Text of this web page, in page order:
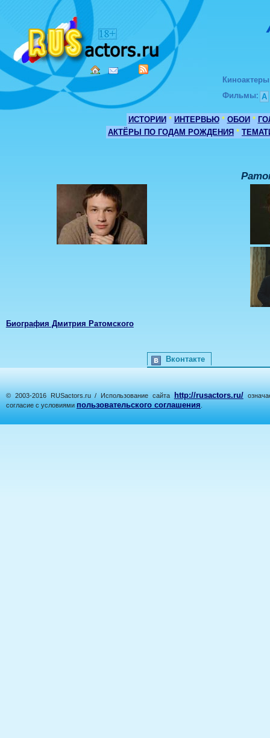
Киноактеры
Фильмы: А
ИСТОРИИ * ИНТЕРВЬЮ * ОБОИ *
АКТЁРЫ ПО ГОДАМ РОЖДЕНИЯ *
Биография Дмитрия Ратомского
Вконтакте
© 2003-2016 RUSactors.ru / Использование сайта http://rusactors.ru/
согласие с условиями пользовательского соглашения